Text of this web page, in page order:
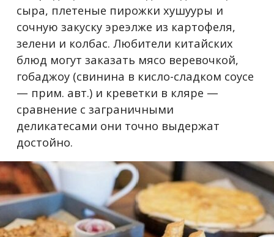
сыра, плетеные пирожки хушууры и
сочную закуску эреэлже из картофеля,
зелени и колбас. Любители китайских
блюд могут заказать мясо веревочкой,
гобаджоу (свинина в кисло-сладком соусе
— прим. авт.) и креветки в кляре —
сравнение с заграничными
деликатесами они точно выдержат
достойно.